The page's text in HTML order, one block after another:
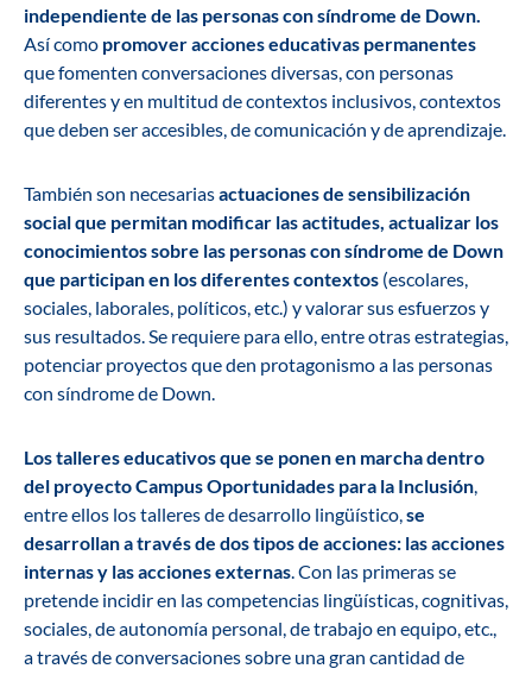
independiente de las personas con síndrome de Down.
Así como promover acciones educativas permanentes
que fomenten conversaciones diversas, con personas
diferentes y en multitud de contextos inclusivos, contextos
que deben ser accesibles, de comunicación y de aprendizaje.
También son necesariasactuaciones de sensibilización
social que permitan modificar las actitudes, actualizar los
conocimientos sobre las personas con síndrome de Down
que participan en los diferentes contextos (escolares,
sociales, laborales, políticos, etc.) y valorar sus esfuerzos y
sus resultados. Se requiere para ello, entre otras estrategias,
potenciar proyectos que den protagonismo a las personas
con síndrome de Down.
Los talleres educativos que se ponen en marcha dentro
del proyecto Campus Oportunidades para la Inclusión,
entre ellos los talleres de desarrollo lingüístico,se
desarrollan a través de dos tipos de acciones: las acciones
internas y las acciones externas. Con las primeras se
pretende incidir en las competencias lingüísticas, cognitivas,
sociales, de autonomía personal, de trabajo en equipo, etc.,
a través de conversaciones sobre una gran cantidad de